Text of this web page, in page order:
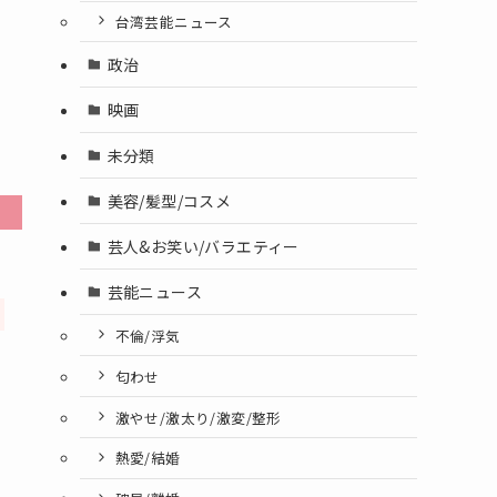
台湾芸能ニュース
政治
映画
未分類
美容/髪型/コスメ
芸人&お笑い/バラエティー
芸能ニュース
不倫/浮気
匂わせ
激やせ/激太り/激変/整形
熱愛/結婚